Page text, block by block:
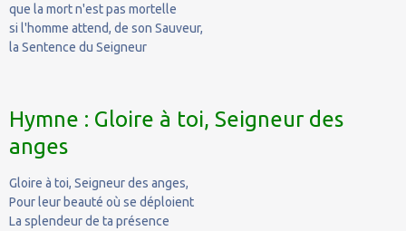
que la mort n'est pas mortelle
si l'homme attend, de son Sauveur,
la Sentence du Seigneur
Hymne : Gloire à toi, Seigneur des
anges
Gloire à toi, Seigneur des anges,
Pour leur beauté où se déploient
La splendeur de ta présence